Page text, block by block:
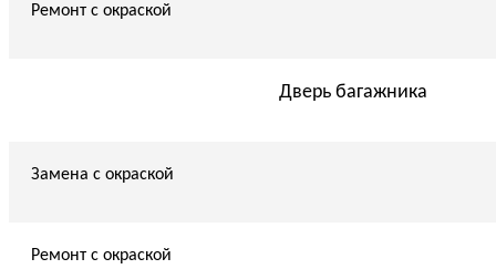
Ремонт с окраской
Дверь багажника
Замена с окраской
Ремонт с окраской